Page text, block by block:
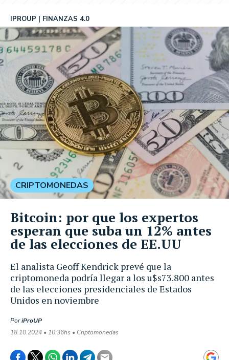
El analista Geoff Kendrick prevé que la
criptomoneda podría llegar a los u$s73.800 antes
de las elecciones presidenciales de Estados
Unidos en noviembre
IPROUP FINANZAS 4.0
PoriProUP
18.10.2024 • 10:36hs • Criptomonedas
CRIPTOMONEDAS
Bitcoin: por que los expertos
esperan que suba un 12% antes
de las elecciones de EE.UU